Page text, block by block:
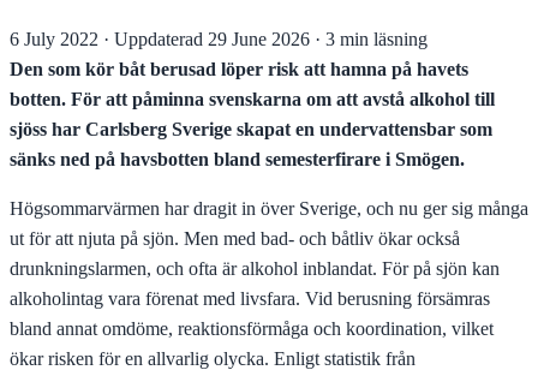
6 July 2022 · Uppdaterad 29 June 2026 · 3 min läsning
Den som kör båt berusad löper risk att hamna på havets
botten. För att påminna svenskarna om att avstå alkohol till
sjöss har Carlsberg Sverige skapat en undervattensbar som
sänks ned på havsbotten bland semesterfirare i Smögen.
Högsommarvärmen har dragit in över Sverige, och nu ger sig många
ut för att njuta på sjön. Men med bad- och båtliv ökar också
drunkningslarmen, och ofta är alkohol inblandat. För på sjön kan
alkoholintag vara förenat med livsfara. Vid berusning försämras
bland annat omdöme, reaktionsförmåga och koordination, vilket
ökar risken för en allvarlig olycka. Enligt statistik från